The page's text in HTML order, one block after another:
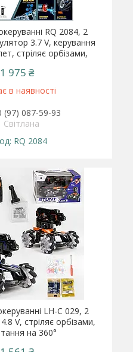
RQ 2084, 2
3.7 V, керування
стріляє орбізами,
1 975 ₴
в наявності
(97) 087-59-93
Світлана
RQ 2084
LH-C 029, 2
V, стріляє орбізами,
на 360°